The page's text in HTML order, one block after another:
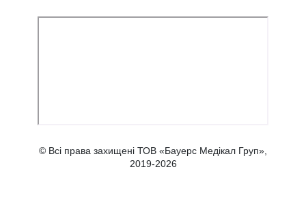
© Всі права захищені ТОВ «Бауерс Медікал Груп»,
2019-2026